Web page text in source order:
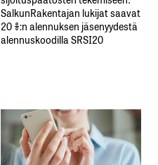
SalkunRakentajan lukijat saavat
20 %:n alennuksen jäsenyydestä
alennuskoodilla SRSI20